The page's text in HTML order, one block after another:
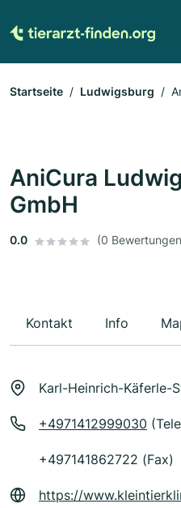
Startseite Ludwigsburg
AniCura
GmbH
0.0 (0
Kontakt Info
Karl-Heinrich-Käferle-
+4971412999030
+497141862722 (Fax)
https://